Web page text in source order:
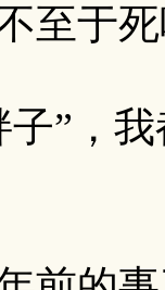
至于
子”，